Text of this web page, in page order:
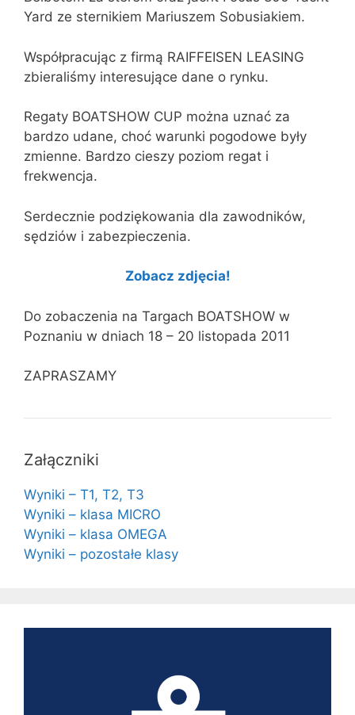
Yard ze sternikiem Mariuszem Sobusiakiem.
Współpracując z firmą RAIFFEISEN LEASING
zbieraliśmy interesujące dane o rynku.
Regaty BOATSHOW CUP można uznać za
bardzo udane, choć warunki pogodowe były
zmienne. Bardzo cieszy poziom regat i
frekwencja.
Serdecznie podziękowania dla zawodników,
sędziów i zabezpieczenia.
Zobacz zdjęcia!
Do zobaczenia na Targach BOATSHOW w
Poznaniu w dniach 18 – 20 listopada 2011
ZAPRASZAMY
Załączniki
Wyniki – T1, T2, T3
Wyniki – klasa MICRO
Wyniki – klasa OMEGA
Wyniki – pozostałe klasy